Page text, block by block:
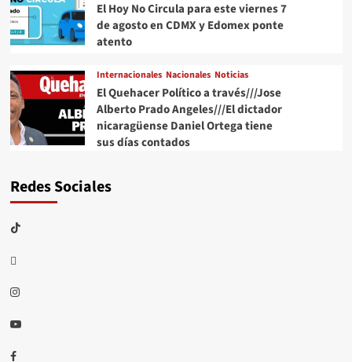
El Hoy No Circula para este viernes 7
de agosto en CDMX y Edomex ponte
atento
Internacionales Nacionales Noticias
El Quehacer Político a través///Jose
Alberto Prado Angeles///El dictador
nicaragüense Daniel Ortega tiene
sus días contados
Redes Sociales
TikTok
threads
Instagram
Youtube
Facebook